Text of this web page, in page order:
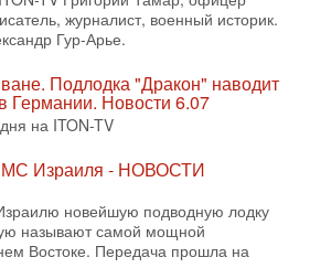
на Нетаниягу! Трамп не
КСИР готовит взрыв!
TV СЕРГЕЙ МИГДАЛЬ, эксперт
офицер запаса
полиции Израиля, автор
ХАМАСа - НОВОСТИ
Дональд Трамп заявил о
соглашения о полном
других вооруженных группировок в
журналист, военный историк.
Гур-Арье.
Подлодка "Дракон" наводит
Германии. Новости 6.07
на ITON-TV
Израиля - НОВОСТИ
новейшую подводную лодку
называют самой мощной
Востоке. Передача прошла на